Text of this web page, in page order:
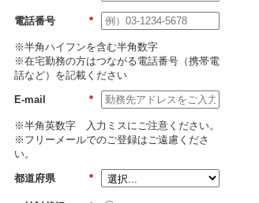
*
電話番号
※半角ハイフンを含む半角数字
※在宅勤務の方はつながる電話番号（携帯電
話など）を記載ください
*
E-mail
※半角英数字 入力ミスにご注意ください。
※フリーメールでのご登録はご遠慮くださ
い。
*
都道府県